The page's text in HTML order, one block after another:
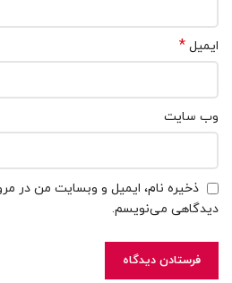
ایمیل *
وب‌ سایت
ذخیره نام، ایمیل و وبسایت من در
دیدگاهی می‌نویسم.